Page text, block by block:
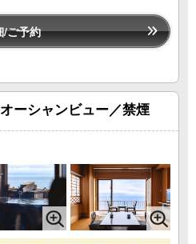
/ご予約
ーシャンビュー／禁煙